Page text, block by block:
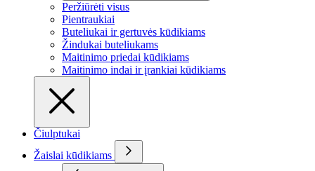
Peržiūrėti visus
Pientraukiai
Buteliukai ir gertuvės kūdikiams
Žindukai buteliukams
Maitinimo priedai kūdikiams
Maitinimo indai ir įrankiai kūdikiams
Čiulptukai
Žaislai kūdikiams